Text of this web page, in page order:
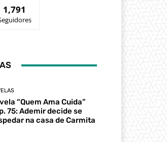
1,791
“Quem Ama Cuida”
75: Ademir decide se
na casa de Carmita